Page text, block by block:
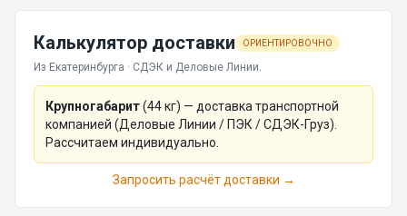
Калькулятор доставки ОРИЕНТИРОВОЧНО
Из Екатеринбурга · СДЭК и Деловые Линии.
Крупногабарит(44кг) — доставка транспортной
компанией (Деловые Линии / ПЭК / СДЭК-Груз).
Рассчитаем индивидуально.
Запросить расчёт доставки →